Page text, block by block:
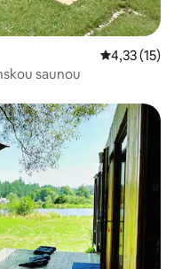
Évaluation
4,33 (15)
saunou